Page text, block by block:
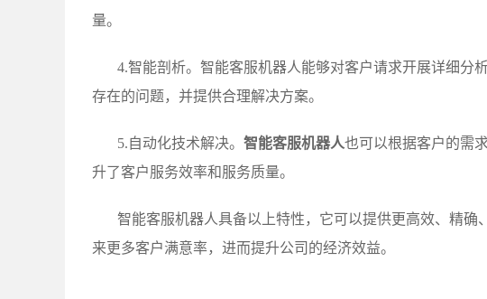
量。
4.智能剖析。智能客服机器人能够对客户请求开展详细分
存在的问题，并提供合理解决方案。
5.自动化技术解决。 智能客服机器人也可以根据客户的需
升了客户服务效率和服务质量。
智能客服机器人具备以上特性，它可以提供更高效、精确
来更多客户满意率，进而提升公司的经济效益。